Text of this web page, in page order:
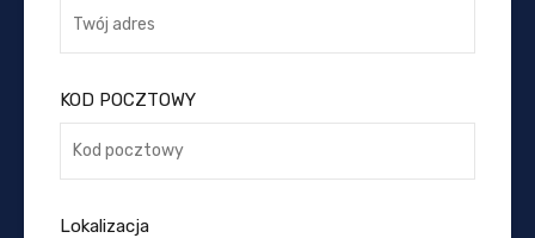
KOD POCZTOWY
Lokalizacja